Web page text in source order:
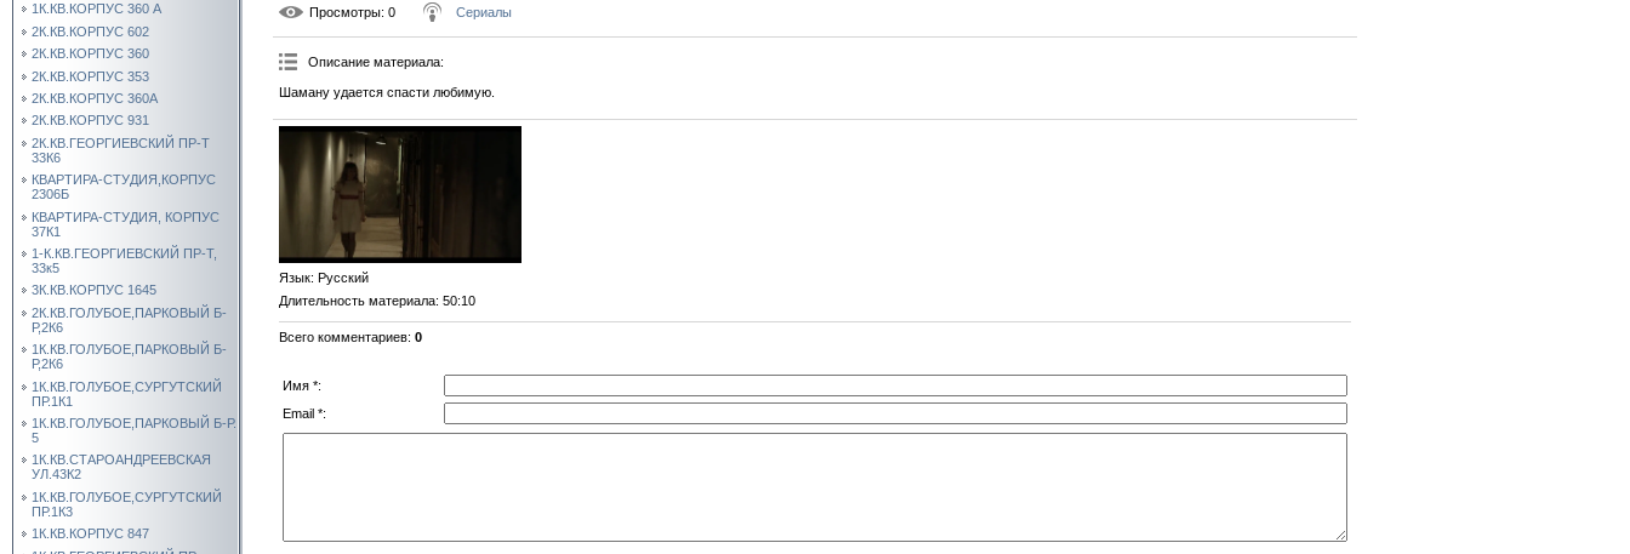
1К.КВ.КОРПУС 360 А
2К.КВ.КОРПУС 602
2К.КВ.КОРПУС 360
2К.КВ.КОРПУС 353
2К.КВ.КОРПУС 360А
2К.КВ.КОРПУС 931
2К.КВ.ГЕОРГИЕВСКИЙ ПР-Т
33К6
КВАРТИРА-СТУДИЯ,КОРПУС
2306Б
КВАРТИРА-СТУДИЯ, КОРПУС
37К1
1-К.КВ.ГЕОРГИЕВСКИЙ ПР-Т,
33к5
3К.КВ.КОРПУС 1645
2К.КВ.ГОЛУБОЕ,ПАРКОВЫЙ Б-
Р,2К6
1К.КВ.ГОЛУБОЕ,ПАРКОВЫЙ Б-
Р,2К6
1К.КВ.ГОЛУБОЕ,СУРГУТСКИЙ
ПР.1К1
1К.КВ.ГОЛУБОЕ,ПАРКОВЫЙ Б-Р.
5
1К.КВ.СТАРОАНДРЕЕВСКАЯ
УЛ.43К2
1К.КВ.ГОЛУБОЕ,СУРГУТСКИЙ
ПР.1К3
1К.КВ.КОРПУС 847
Просмотры: 0 Сериалы
Описание материала:
Шаману удается спасти любимую.
Язык: Русский
Длительность материала: 50:10
Всего комментариев: 0
Имя *:
Email *: